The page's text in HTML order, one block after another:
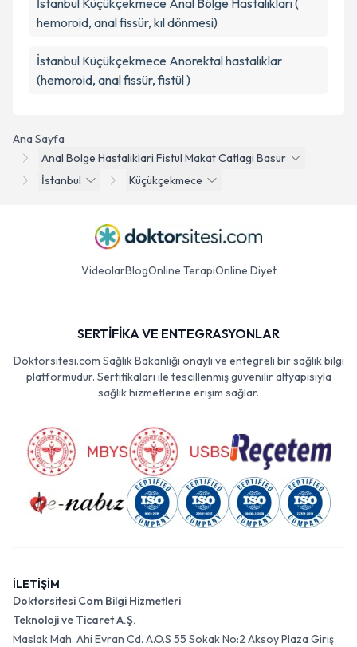
Ana Sayfa
Anal Bolge Hastaliklari Fistul Makat Catlagi Basur
İstanbul
Küçükçekmece
İstanbul Küçükçekmece Anal Bölge Hastalıkları (
hemoroid, anal fissür, kıl dönmesi)
İstanbul Küçükçekmece Anorektal hastalıklar
(hemoroid, anal fissür, fistül )
VideolarBlogOnline TerapiOnline Diyet
SERTİFİKA VE ENTEGRASYONLAR
Doktorsitesi.com Sağlık Bakanlığı onaylı ve entegreli bir sağlık bilgi
platformudur. Sertifikaları ile tescillenmiş güvenilir altyapısıyla
sağlık hizmetlerine erişim sağlar.
İLETİŞİM
Doktorsitesi Com Bilgi Hizmetleri
Teknoloji ve Ticaret A.Ş.
Maslak Mah. Ahi Evran Cd. A.O.S 55 Sokak No:2 Aksoy Plaza Giriş